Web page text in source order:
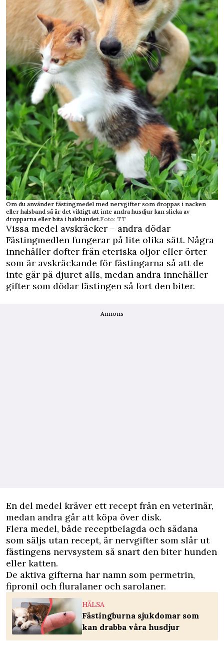
Om du använder fästingmedel med nervgifter som droppas i nacken
eller halsband så är det viktigt att inte andra husdjur kan slicka av
dropparna eller bita i halsbandet.Foto: TT
Vissa medel avskräcker – andra dödar
Fästingmedlen fungerar på lite olika sätt. Några
innehåller dofter från eteriska oljor eller örter
som är avskräckande för fästingarna så att de
inte går på djuret alls, medan andra innehåller
gifter som dödar fästingen så fort den biter.
Annons
En del medel kräver ett recept från en veterinär,
medan andra går att köpa över disk.
Flera medel, både receptbelagda och sådana
som säljs utan recept, är nervgifter som slår ut
fästingens nervsystem så snart den biter hunden
eller katten.
De aktiva gifterna har namn som permetrin,
fipronil och fluralaner och sarolaner.
HÄLSA
Fästingburna sjukdomar som
kan drabba våra husdjur